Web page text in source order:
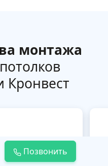
монтажа
Кронвест
Позвонить